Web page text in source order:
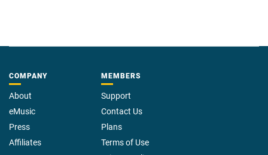
COMPANY
About
eMusic
Press
Affiliates
MEMBERS
Support
Contact Us
Plans
Terms of Use